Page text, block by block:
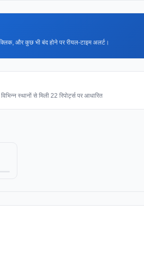
और कुछ भी बंद होने पर रीयल-टाइम अलर्ट।
स्थानों से मिली 22 रिपोर्ट्स पर आधारित